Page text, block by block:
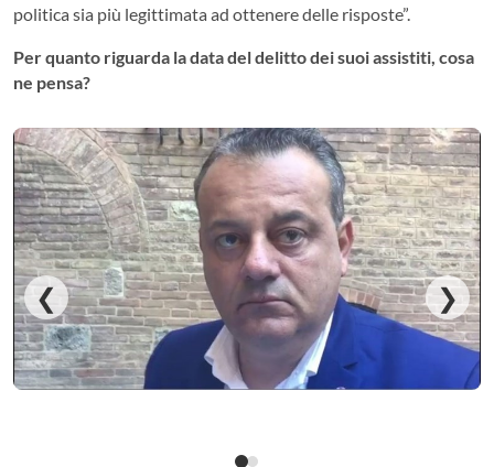
politica sia più legittimata ad ottenere delle risposte”.
Per quanto riguarda la data del delitto dei suoi assistiti, cosa
ne pensa?
❮ ❯